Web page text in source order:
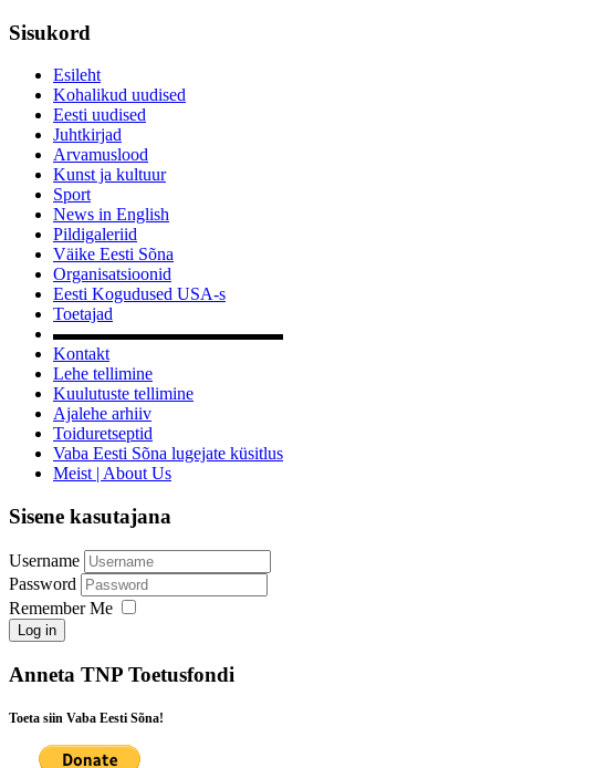
Sisukord
Esileht
Kohalikud uudised
Eesti uudised
Juhtkirjad
Arvamuslood
Kunst ja kultuur
Sport
News in English
Pildigaleriid
Väike Eesti Sõna
Organisatsioonid
Eesti Kogudused USA-s
Toetajad
▬▬▬▬▬▬▬▬▬▬▬▬▬
Kontakt
Lehe tellimine
Kuulutuste tellimine
Ajalehe arhiiv
Toiduretseptid
Vaba Eesti Sõna lugejate küsitlus
Meist | About Us
Sisene kasutajana
Username
Password
Remember Me
Log in
Anneta TNP Toetusfondi
Toeta siin Vaba Eesti Sõna!